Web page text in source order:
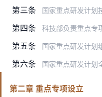
第三条 国家重点研发计划按照重点专项、项目分层次管理。重点专项是国
第四条 科技部负责重点专项动议征集凝练、总体布局、关键节点考核、
第五条 国家重点研发计划
第六条 国家重点研发计划全流程纳入统一的国家科技管理信息系统，包
第二章 重点专项设立